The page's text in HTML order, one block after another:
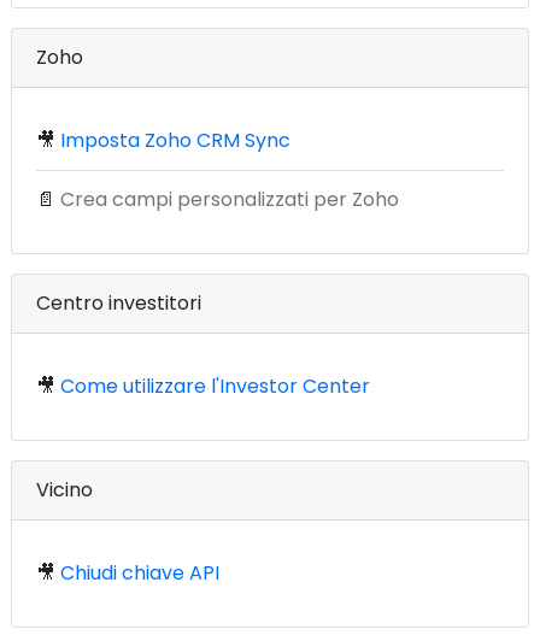
Zoho
🎥 Imposta Zoho CRM Sync
📄 Crea campi personalizzati per Zoho
Centro investitori
🎥 Come utilizzare l'Investor Center
Vicino
🎥 Chiudi chiave API